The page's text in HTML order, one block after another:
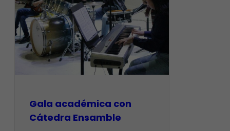
Gala académica con
Cátedra Ensamble